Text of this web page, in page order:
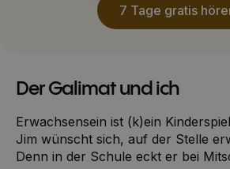
7 Tage gratis
Der Galimat und ich
Erwachsensein ist (k)ein
Jim wünscht sich, auf der Stelle
Denn in der Schule eckt er bei